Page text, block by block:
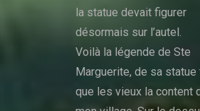
la statue devait figurer
désormais sur l’autel.
Voilà la légende de Ste
Marguerite, de sa statue
que les vieux la content